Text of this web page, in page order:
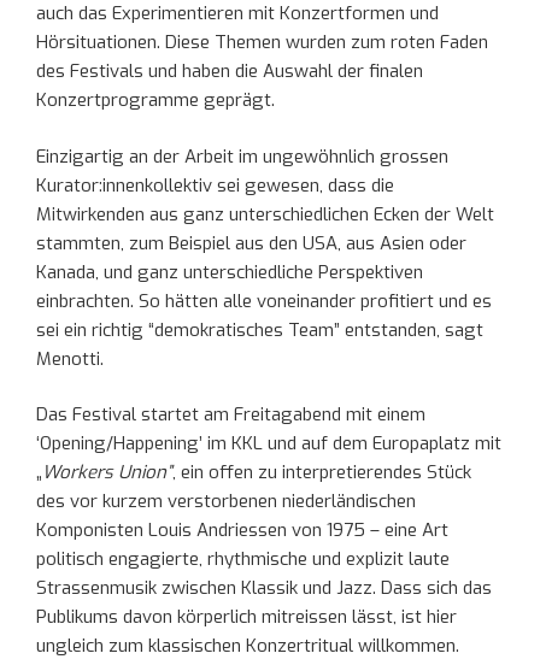
auch das Experimentieren mit Konzertformen und
Hörsituationen. Diese Themen wurden zum roten Faden
des Festivals und haben die Auswahl der finalen
Konzertprogramme geprägt.
Einzigartig an der Arbeit im ungewöhnlich grossen
Kurator:innenkollektiv sei gewesen, dass die
Mitwirkenden aus ganz unterschiedlichen Ecken der Welt
stammten, zum Beispiel aus den USA, aus Asien oder
Kanada, und ganz unterschiedliche Perspektiven
einbrachten. So hätten alle voneinander profitiert und es
sei ein richtig “demokratisches Team” entstanden, sagt
Menotti.
Das Festival startet am Freitagabend mit einem
‘Opening/Happening’ im KKL und auf dem Europaplatz mit
„ Workers Union”, ein offen zu interpretierendes Stück
des vor kurzem verstorbenen niederländischen
Komponisten Louis Andriessen von 1975 – eine Art
politisch engagierte, rhythmische und explizit laute
Strassenmusik zwischen Klassik und Jazz. Dass sich das
Publikums davon körperlich mitreissen lässt, ist hier
ungleich zum klassischen Konzertritual willkommen.